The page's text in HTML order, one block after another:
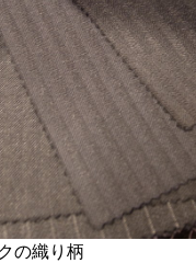
の織り柄